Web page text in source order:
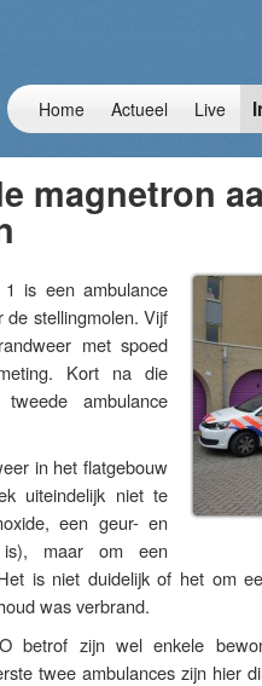
Home Actueel Live
magnetron
is een ambulance
de stellingmolen. Vijf
met spoed
Kort na die
ambulance
in het flatgebouw
uiteindelijk niet te
een geur- en
maar om een
is niet duidelijk of het om
was verbrand.
betrof zijn wel enkele
twee ambulances zijn hier